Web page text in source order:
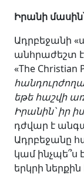
Իրանի
Ադրբեջանի
անհրաժեշտ
«The Christian
եթե հաշվի
Իրանին՝ իր
դժվար է
Ադրբեջանը
կամ ինչպե՞ս
երկրի